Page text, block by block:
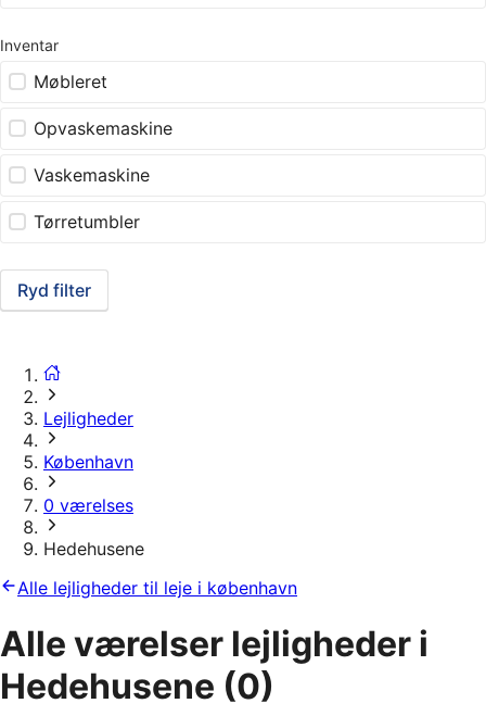
Inventar
Møbleret
Opvaskemaskine
Vaskemaskine
Tørretumbler
Ryd filter
Lejligheder
København
0 værelses
Hedehusene
Alle lejligheder til leje i københavn
Alle værelser lejligheder i
Hedehusene (0)